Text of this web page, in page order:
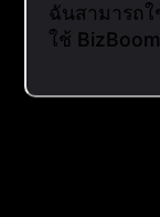
ฉันสามารถใ
ใช้